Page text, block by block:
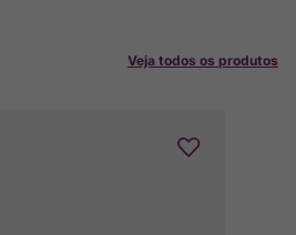
Veja todos os produtos